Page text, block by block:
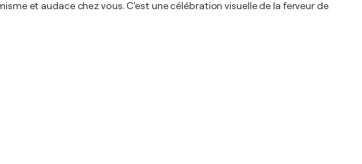
et audace chez vous. C'est une célébration visuelle de la ferveur de